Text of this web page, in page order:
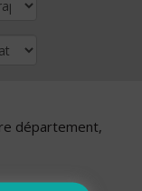
département,